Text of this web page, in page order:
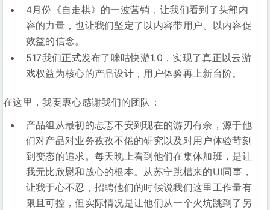
4月份《自走棋》的一波营销，让我们看到了头部内
容的力量，也让我们坚定了以内容带用户、以内容促
效益的信念。
517我们正式发布了咪咕快游1.0，实现了真正以云游
戏权益为核心的产品设计，用户体验再上新台阶。
在这里，我要衷心感谢我们的团队：
产品组从最初的忐忑不安到现在的游刃有余，源于他
们对产品对业务孜孜不倦的研究以及对用户体验苛刻
到变态的追求。每天晚上看到他们在集体加班，是让
我无比欣慰和放心的根本。从苏宁跳槽来的UI同事，
让我于心不忍，招聘他们的时候说我们这里工作量有
限且可控，但实际情况是让他们从一个火坑跳到了另